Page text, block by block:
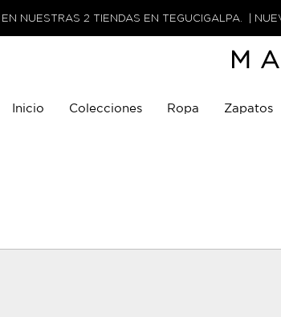
NUESTRAS 2 TIENDAS EN TEGUCIGALPA. |
Inicio Colecciones Ropa Zapatos